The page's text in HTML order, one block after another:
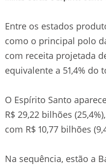
Entre os estados
como o principal polo
com receita projetada
equivalente a 51,4% do
O Espírito Santo
R$ 29,22 bilhões
com R$ 10,77 bilhões
Na sequência, estão a